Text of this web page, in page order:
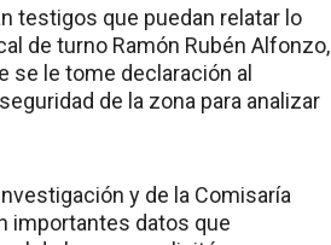
testigos que puedan relatar lo
de turno Ramón Rubén Alfonzo,
se le tome declaración al
de la zona para analizar
y de la Comisaría
importantes datos que